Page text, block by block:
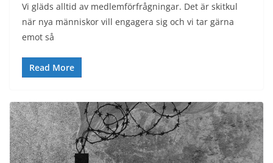
Vi gläds alltid av medlemförfrågningar. Det är skitkul
när nya människor vill engagera sig och vi tar gärna
emot så
Read More